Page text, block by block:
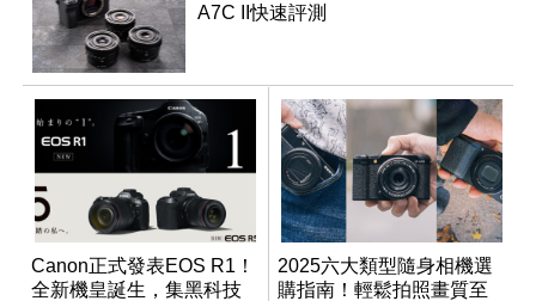
A7C II快速評測
Canon正式發表EOS R1！
全新機皇誕生，集黑科技
2025六大類型隨身相機選
購指南！輕鬆拍照畫質至